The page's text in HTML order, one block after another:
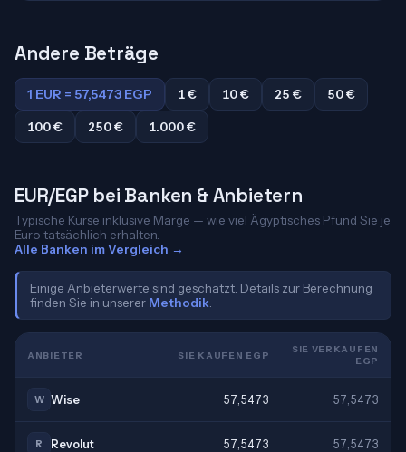
Andere Beträge
1 EUR = 57,5473 EGP 1 € 10 € 25 €
50 €
100 €
250 € 1.000 €
EUR/EGP bei Banken & Anbietern
Typische Kurse inklusive Marge — wie viel Ägyptisches Pfund Sie je
Euro tatsächlich erhalten.
Alle Banken im Vergleich →
Einige Anbieterwerte sind geschätzt. Details zur Berechnung
finden Sie in unserer Methodik
ANBIETER SIE KAUFEN EGP
SIE VERKAUFEN
EGP
W Wise 57,5473 57,5473
R Revolut 57,5473 57,5473